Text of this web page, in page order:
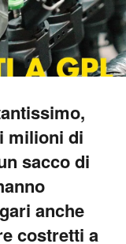
milioni di
sacco di
anche
costretti a